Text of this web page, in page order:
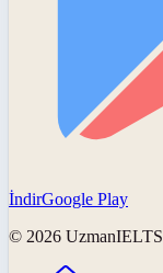
İndirGoogle Play
© 2026 UzmanIELTS